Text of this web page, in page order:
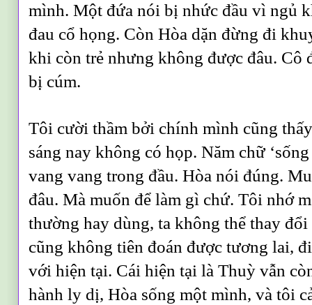
mình. Một đứa nói bị nhức đầu vì ngủ
đau cổ họng. Còn Hòa dặn đừng đi
khi còn trẻ nhưng không được đâu. Cô
bị cúm.
Tôi cười thầm bởi chính mình cũng
sáng nay không có họp. Năm chữ
vang vang trong đầu. Hòa nói đúng.
đâu. Mà muốn để làm gì chứ. Tôi nhớ
thường hay dùng, ta không thể thay
cũng không tiên đoán được tương lai,
với hiện tại. Cái hiện tại là Thuỳ vẫn
hành ly dị, Hòa sống một mình, và tôi